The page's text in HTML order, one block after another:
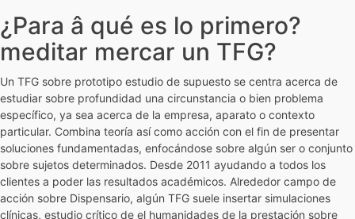
¿Para â qué es lo primero?
meditar mercar un TFG?
Un TFG sobre prototipo estudio de supuesto se centra acerca de
estudiar sobre profundidad una circunstancia o bien problema
específico, ya sea acerca de la empresa, aparato o contexto
particular. Combina teoría así­ como acción con el fin de presentar
soluciones fundamentadas, enfocándose sobre algún ser o conjunto
sobre sujetos determinados. Desde 2011 ayudando a todos los
clientes a poder las resultados académicos. Alrededor campo de
acción sobre Dispensario, algún TFG suele insertar simulaciones
clínicas, estudio crítico de el humanidades de la prestación sobre